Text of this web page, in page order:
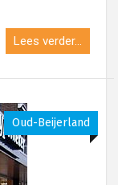
Lees verder...
Oud-Beijerland